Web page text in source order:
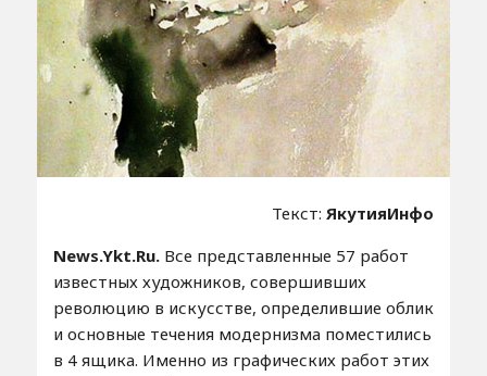
Текст:ЯкутияИнфо
News.Ykt.Ru. Все представленные 57 работ
известных художников, совершивших
революцию в искусстве, определившие облик
и основные течения модернизма поместились
в 4 ящика. Именно из графических работ этих